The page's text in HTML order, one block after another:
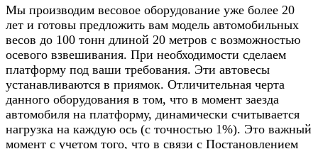
Мы производим весовое оборудование уже более 20
лет и готовы предложить вам модель автомобильных
весов до 100 тонн длиной 20 метров с возможностью
осевого взвешивания. При необходимости сделаем
платформу под ваши требования. Эти автовесы
устанавливаются в приямок. Отличительная черта
данного оборудования в том, что в момент заезда
автомобиля на платформу, динамически считывается
нагрузка на каждую ось (с точностью 1%). Это важный
момент с учетом того, что в связи с Постановлением